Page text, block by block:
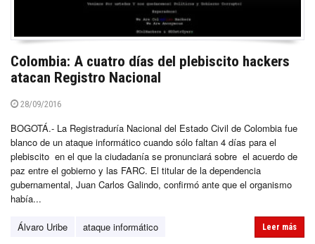
Colombia: A cuatro días del plebiscito hackers
atacan Registro Nacional
28/09/2016
BOGOTÁ.- La Registraduría Nacional del Estado Civil de Colombia fue
blanco de un ataque informático cuando sólo faltan 4 días para el
plebiscito en el que la ciudadanía se pronunciará sobre el acuerdo de
paz entre el gobierno y las FARC. El titular de la dependencia
gubernamental, Juan Carlos Galindo, confirmó ante que el organismo
había...
Álvaro Uribe ataque informático Leer más